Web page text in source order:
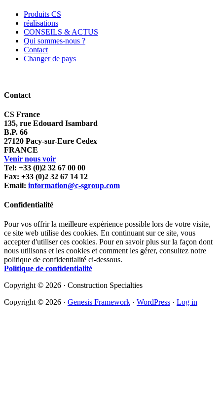
Produits CS
réalisations
CONSEILS & ACTUS
Qui sommes-nous ?
Contact
Changer de pays
Contact
CS France
135, rue Edouard Isambard
B.P. 66
27120 Pacy-sur-Eure Cedex
FRANCE
Venir nous voir
Tel: +33 (0)2 32 67 00 00
Fax: +33 (0)2 32 67 14 12
Email: information@c-sgroup.com
Confidentialité
Pour vos offrir la meilleure expérience possible lors de votre visite,
ce site web utilise des cookies. En continuant sur ce site, vous
accepter d'utiliser ces cookies. Pour en savoir plus sur la façon dont
nous utilisons et les cookies et comment les gérer, consultez notre
politique de confidentialité ci-dessous.
Politique de confidentialité
Copyright © 2026 · Construction Specialties
Copyright © 2026 · Genesis Framework · WordPress · Log in